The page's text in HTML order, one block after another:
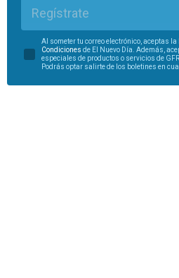
Regístrate
Al someter tu correo electrónico, aceptas la
Condiciones de El Nuevo Día. Además,
especiales de productos o servicios de
Podrás optar salirte de los boletines en